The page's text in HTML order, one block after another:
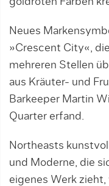
Neues
»Crescent City«,
mehreren Stellen
aus Kräuter- und
Barkeeper Martin
Quarter erfand.
Northeasts
und Moderne, die
eigenes Werk